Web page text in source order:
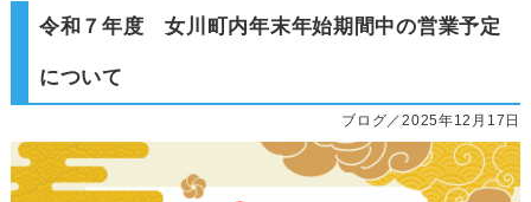
令和７年度 女川町内年末年始期間中の営業予定
について
ブログ／2025年12月17日